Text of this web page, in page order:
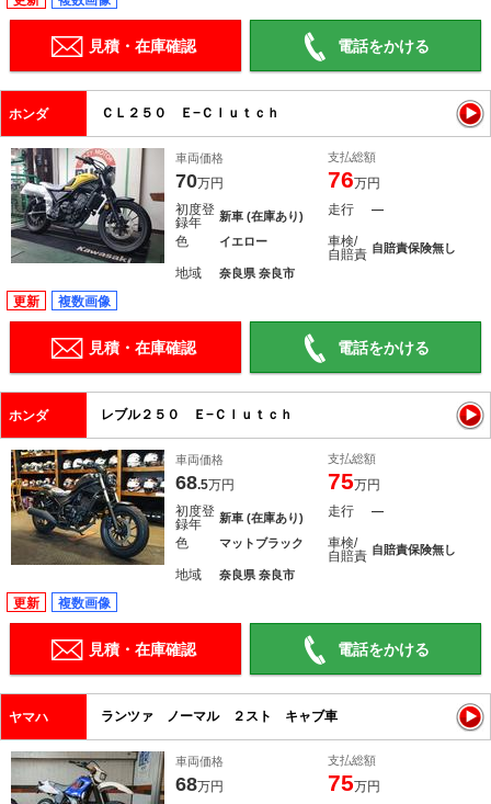
見積・在庫確認 電話をかける
ホンダ ＣＬ２５０ Ｅ−Ｃｌｕｔｃｈ
車両価格
70万円
支払総額
76万円
初度登
録年
新車 (在庫あり) 走行 ―
色 イエロー
車検/
自賠責 自賠責保険無し
地域 奈良県 奈良市
更新 複数画像
見積・在庫確認 電話をかける
ホンダ レブル２５０ Ｅ−Ｃｌｕｔｃｈ
車両価格
68.5万円
支払総額
75万円
初度登
録年
新車 (在庫あり) 走行 ―
色 マットブラック
車検/
自賠責 自賠責保険無し
地域 奈良県 奈良市
更新 複数画像
見積・在庫確認 電話をかける
ヤマハ ランツァ ノーマル ２スト キャブ車
車両価格
68万円
支払総額
75万円